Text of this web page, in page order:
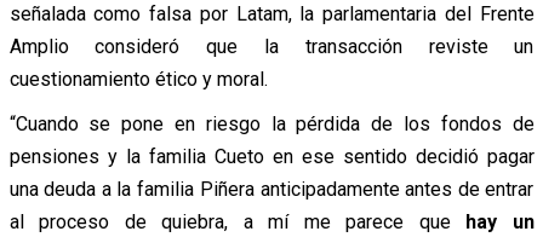
señalada como falsa por Latam, la parlamentaria del Frente
Amplio consideró que la transacción reviste un
cuestionamiento ético y moral.
“Cuando se pone en riesgo la pérdida de los fondos de
pensiones y la familia Cueto en ese sentido decidió pagar
una deuda a la familia Piñera anticipadamente antes de entrar
al proceso de quiebra, a mí me parece que hay un